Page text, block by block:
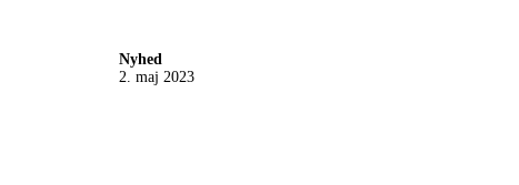
Nyhed
2. maj 2023